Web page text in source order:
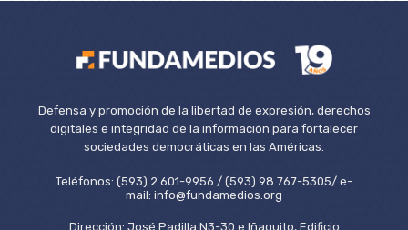
Defensa y promoción de la libertad de expresión, derechos
digitales e integridad de la información para fortalecer
sociedades democráticas en las Américas.
Teléfonos: (593) 2 601-9956 / (593) 98 767-5305/ e-
mail: info@fundamedios.org
Dirección: José Padilla N3-30 e Iñaquito, Edificio